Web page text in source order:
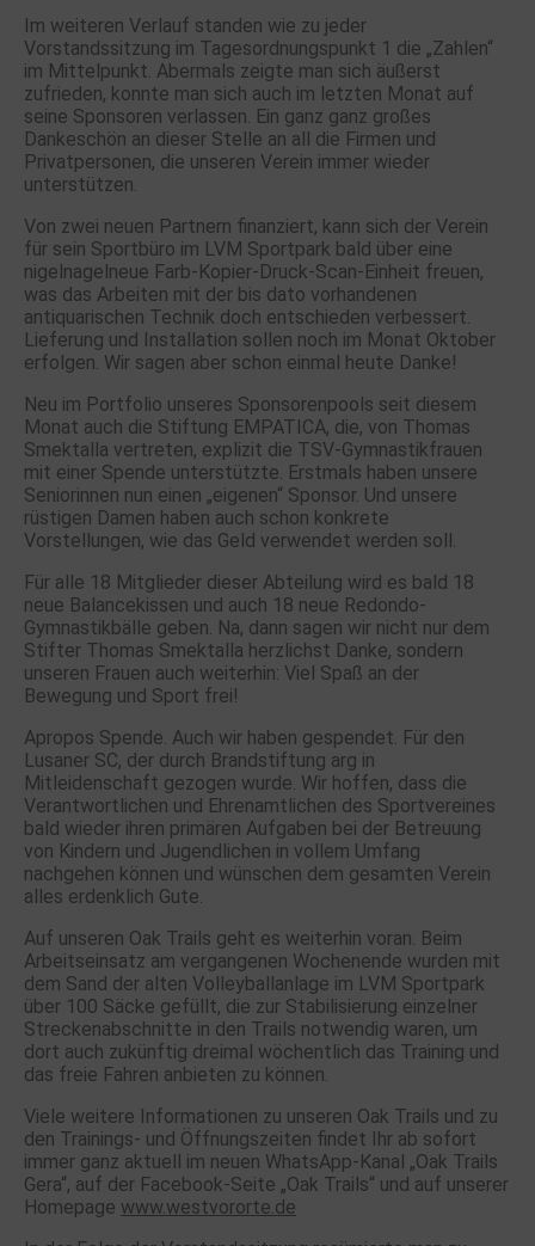
Im weiteren Verlauf standen wie zu jeder
Vorstandssitzung im Tagesordnungspunkt 1 die „Zahlen“
im Mittelpunkt. Abermals zeigte man sich äußerst
zufrieden, konnte man sich auch im letzten Monat auf
seine Sponsoren verlassen. Ein ganz ganz großes
Dankeschön an dieser Stelle an all die Firmen und
Privatpersonen, die unseren Verein immer wieder
unterstützen.
Von zwei neuen Partnern finanziert, kann sich der Verein
für sein Sportbüro im LVM Sportpark bald über eine
nigelnagelneue Farb-Kopier-Druck-Scan-Einheit freuen,
was das Arbeiten mit der bis dato vorhandenen
antiquarischen Technik doch entschieden verbessert.
Lieferung und Installation sollen noch im Monat Oktober
erfolgen. Wir sagen aber schon einmal heute Danke!
Neu im Portfolio unseres Sponsorenpools seit diesem
Monat auch die Stiftung EMPATICA, die, von Thomas
Smektalla vertreten, explizit die TSV-Gymnastikfrauen
mit einer Spende unterstützte. Erstmals haben unsere
Seniorinnen nun einen „eigenen“ Sponsor. Und unsere
rüstigen Damen haben auch schon konkrete
Vorstellungen, wie das Geld verwendet werden soll.
Für alle 18 Mitglieder dieser Abteilung wird es bald 18
neue Balancekissen und auch 18 neue Redondo-
Gymnastikbälle geben. Na, dann sagen wir nicht nur dem
Stifter Thomas Smektalla herzlichst Danke, sondern
unseren Frauen auch weiterhin: Viel Spaß an der
Bewegung und Sport frei!
Apropos Spende. Auch wir haben gespendet. Für den
Lusaner SC, der durch Brandstiftung arg in
Mitleidenschaft gezogen wurde. Wir hoffen, dass die
Verantwortlichen und Ehrenamtlichen des Sportvereines
bald wieder ihren primären Aufgaben bei der Betreuung
von Kindern und Jugendlichen in vollem Umfang
nachgehen können und wünschen dem gesamten Verein
alles erdenklich Gute.
Auf unseren Oak Trails geht es weiterhin voran. Beim
Arbeitseinsatz am vergangenen Wochenende wurden mit
dem Sand der alten Volleyballanlage im LVM Sportpark
über 100 Säcke gefüllt, die zur Stabilisierung einzelner
Streckenabschnitte in den Trails notwendig waren, um
dort auch zukünftig dreimal wöchentlich das Training und
das freie Fahren anbieten zu können.
Viele weitere Informationen zu unseren Oak Trails und zu
den Trainings- und Öffnungszeiten findet Ihr ab sofort
immer ganz aktuell im neuen WhatsApp-Kanal „Oak Trails
Gera“, auf der Facebook-Seite „Oak Trails“ und auf unserer
Homepage www.westvororte.de